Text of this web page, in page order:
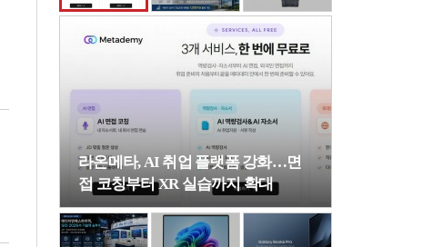
라온메타, AI 취업 플랫폼 강화…면
접 코칭부터 XR 실습까지 확대